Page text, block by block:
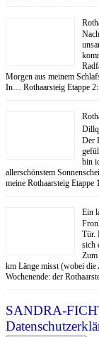
Morgen aus meinem
In… Rothaarsteig Etappe
Der
bin
allerschönstem
meine Rothaarsteig Etappe
Ein
Tür.
sich
Zum
km Länge misst (wobei
Wochenende: der
SANDRA-